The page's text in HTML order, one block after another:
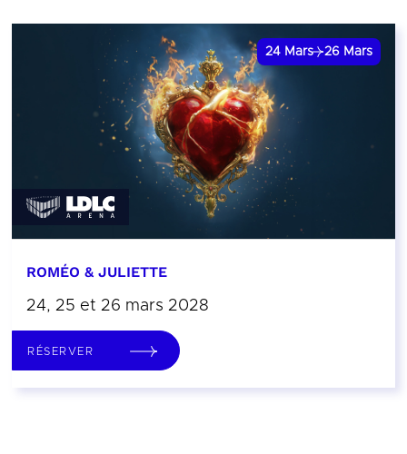
24 Mars 26 Mars
ROMÉO & JULIETTE
24, 25 et 26 mars 2028
RÉSERVER